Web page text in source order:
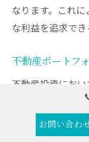
なります。これ
な利益を追求でき
不動産ポートフ
不動産投資にお
成功の鍵です。
貸ニーズに応じ
や地域への投資
お問い合わ